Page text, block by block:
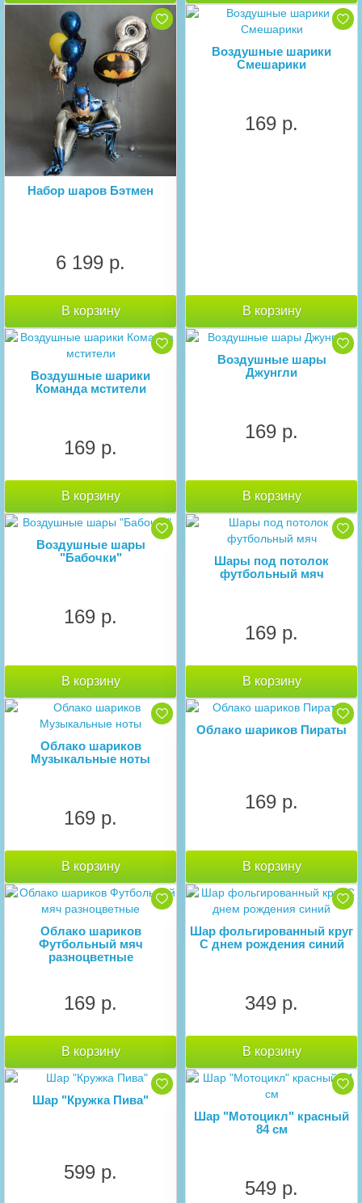
Набор шаров Бэтмен
6 199 р.
В корзину
Воздушные шарики
Смешарики
169 р.
В корзину
Воздушные шарики
Команда мстители
169 р.
В корзину
Воздушные шары
Джунгли
169 р.
В корзину
Воздушные шары
"Бабочки"
169 р.
В корзину
Шары под потолок
футбольный мяч
169 р.
В корзину
Облако шариков
Музыкальные ноты
169 р.
В корзину
Облако шариков Пираты
169 р.
В корзину
Облако шариков
Футбольный мяч
разноцветные
169 р.
В корзину
Шар фольгированный круг
С днем рождения синий
349 р.
В корзину
Шар "Кружка Пива"
599 р.
Шар "Мотоцикл" красный
84 см
549 р.